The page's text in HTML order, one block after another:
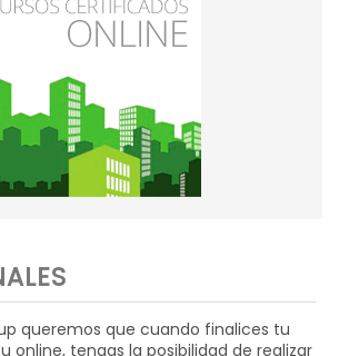
queremos que cuando finalices tu
online, tengas la posibilidad de realizar